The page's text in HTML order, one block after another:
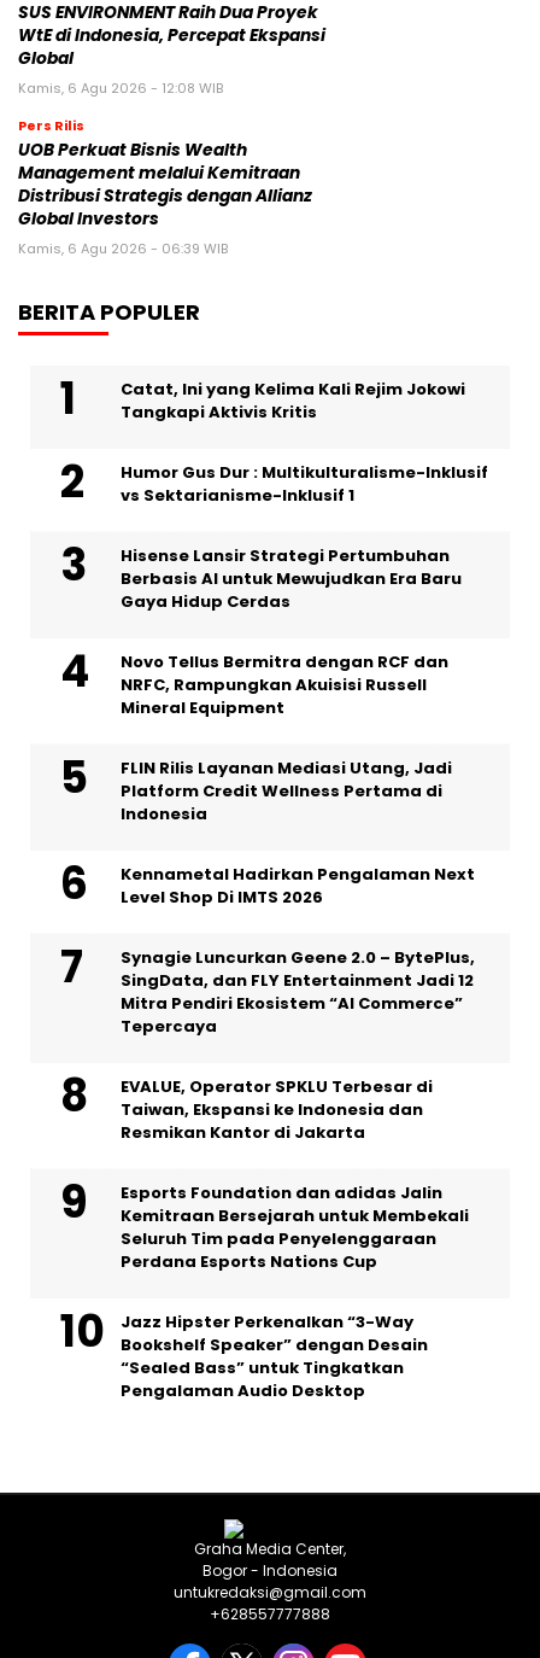
SUS ENVIRONMENT Raih Dua Proyek
WtE di Indonesia, Percepat Ekspansi
Global
Kamis, 6 Agu 2026 - 12:08 WIB
Pers Rilis
UOB Perkuat Bisnis Wealth
Management melalui Kemitraan
Distribusi Strategis dengan Allianz
Global Investors
Kamis, 6 Agu 2026 - 06:39 WIB
BERITA POPULER
Catat, Ini yang Kelima Kali Rejim Jokowi
Tangkapi Aktivis Kritis
Humor Gus Dur : Multikulturalisme-Inklusif
vs Sektarianisme-Inklusif 1
Hisense Lansir Strategi Pertumbuhan
Berbasis AI untuk Mewujudkan Era Baru
Gaya Hidup Cerdas
Novo Tellus Bermitra dengan RCF dan
NRFC, Rampungkan Akuisisi Russell
Mineral Equipment
FLIN Rilis Layanan Mediasi Utang, Jadi
Platform Credit Wellness Pertama di
Indonesia
Kennametal Hadirkan Pengalaman Next
Level Shop Di IMTS 2026
Synagie Luncurkan Geene 2.0 – BytePlus,
SingData, dan FLY Entertainment Jadi 12
Mitra Pendiri Ekosistem “AI Commerce”
Tepercaya
EVALUE, Operator SPKLU Terbesar di
Taiwan, Ekspansi ke Indonesia dan
Resmikan Kantor di Jakarta
Esports Foundation dan adidas Jalin
Kemitraan Bersejarah untuk Membekali
Seluruh Tim pada Penyelenggaraan
Perdana Esports Nations Cup
Jazz Hipster Perkenalkan “3-Way
Bookshelf Speaker” dengan Desain
“Sealed Bass” untuk Tingkatkan
Pengalaman Audio Desktop
Graha Media Center,
Bogor - Indonesia
untukredaksi@gmail.com
+628557777888